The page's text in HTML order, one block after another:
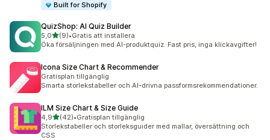
Built for Shopify
QuizShop: AI Quiz Builder
5,0av 5 stjärnor
(9)
9 recensioner totalt
•Gratis att installera
Öka försäljningen med AI-produktquiz. Fast pris, inga klickavgifter!
Icona Size Chart & Recommender
Gratisplan tillgänglig
Smarta storlekstabeller och AI-drivna passformsrekommendationer.
ILM Size Chart & Size Guide
4,9av 5 stjärnor
(42)
42 recensioner totalt
•Gratisplan tillgänglig
Storlekstabeller och storleksguider med mallar, översättning och
CSS